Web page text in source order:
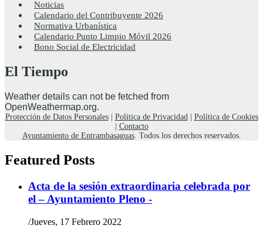
Noticias
Calendario del Contribuyente 2026
Normativa Urbanística
Calendario Punto Limpio Móvil 2026
Bono Social de Electricidad
El Tiempo
Weather details can not be fetched from
OpenWeathermap.org.
Protección de Datos Personales| Política de Privacidad| Política de Cookies
Contacto
Ayuntamiento de Entrambasaguas. Todos los derechos reservados.
Featured Posts
Acta de la sesión extraordinaria celebrada por
el – Ayuntamiento Pleno -
/Jueves, 17 Febrero 2022